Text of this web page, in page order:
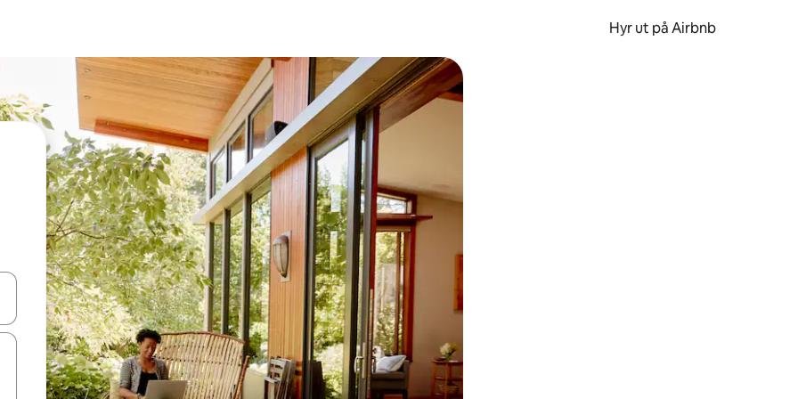
Hyr ut på Airbnb
och nedåtpilarna eller utforska genom att trycka eller svepa.